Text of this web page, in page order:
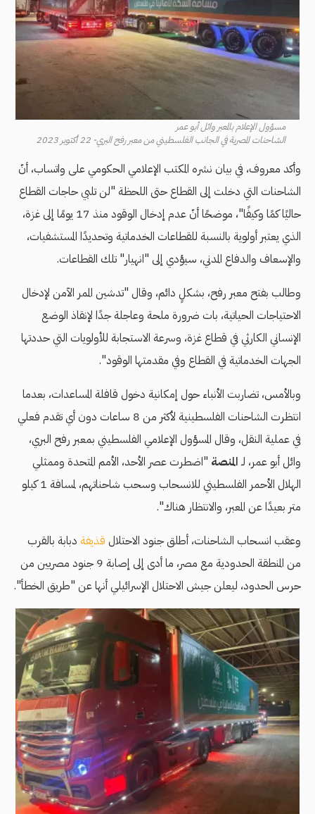
مسؤول الإعلام بالمعبر وائل أبو عمر
الشاحنات المصرية في الجانب الفلسطيني من معبر رفح البري- 22 أكتوبر 2023
وأكد معروف، في بيان نشره المكتب الإعلامي الحكومي على واتساب، أنّ
الشاحنات التي دخلت إلى القطاع حتى اللحظة "لن تلبي حاجات القطاع
حاليًا كمًا وكيفًا"، موضحًا أنّ عدم إدخال الوقود منذ 17 يومًا إلى غزة،
الذي يعتبر أولوية بالنسبة للقطاعات الخدماتية وتحديدًا المستشفيات،
والإسعاف والدفاع المدني، سيؤدي إلى "انهيار" تلك القطاعات.
وطالب بفتح معبر رفح، بشكلٍ دائم، وقال "تدشين الممر الآمن لإدخال
الاحتياجات الحياتية، بات ضرورة ملحة وعاجلة جدًا لإنقاذ الوضع
الإنساني الكارثي في قطاع غزة، وسرعة الاستجابة للأولويات التي حددتها
الجهات الخدماتية في القطاع وفي مقدمتها الوقود".
وبالأمس، تضاربت الأنباء حول إمكانية دخول قافلة المساعدات، بعدما
انتظرت الشاحنات الفلسطينية لأكثر من 8 ساعات دون أي تقدم فعلي
في عملية النقل، وقال المسؤول الإعلامي الفلسطيني بمعبر رفح البري،
وائل أبو عمر، لـ المنصة "اضطرت عصر الأحد، الأمم المتحدة وممثلي
الهلال الأحمر الفلسطيني للانسحاب وسحب شاحناتهم، لمسافة 1 كيلو
متر بعيدًا عن المعبر، والانتظار هناك".
وعقب انسحاب الشاحنات، أطلق جنود الاحتلال قذيفة دبابة بالقرب
من المنطقة الحدودية مع مصر، ما أدى إلى إصابة 9 جنود مصريين من
حرس الحدود، ليعلن جيش الاحتلال الإسرائيلي أنها عن "طريق الخطأ".